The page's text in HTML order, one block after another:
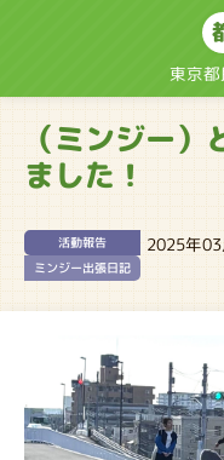
東京
（ミンジー
ました！
活動報告
ミンジー出張日記
2025年